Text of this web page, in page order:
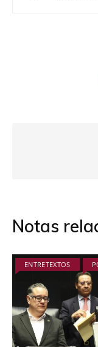
Notas
ENTRETEXTOS